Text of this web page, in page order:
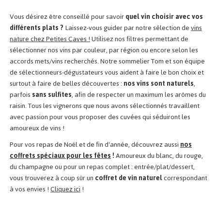
Vous désirez être conseillé pour savoirquel vin choisir avec vos
différents plats ?Laissez-vous guider par notre sélection devins
nature chez Petites Caves !Utilisez nos filtres permettant de
sélectionner nos vins par couleur, par région ou encore selon les
accords mets/vins recherchés. Notre sommelier Tom et son équipe
de sélectionneurs-dégustateurs vous aident à faire le bon choix et
surtout à faire de belles découvertes :nos vins sont naturels,
parfoissans sulfites, afin de respecter un maximum les arômes du
raisin. Tous les vignerons que nous avons sélectionnés travaillent
avec passion pour vous proposer des cuvées qui séduiront les
amoureux de vins !
Pour vos repas de Noël et de fin d'année, découvrez aussinos
coffrets spéciaux pour les fêtes!Amoureux du blanc, du rouge,
du champagne ou pour un repas complet : entrée/plat/dessert,
vous trouverez à coup sûr uncoffret de vin naturelcorrespondant
à vos envies !Cliquez ici!